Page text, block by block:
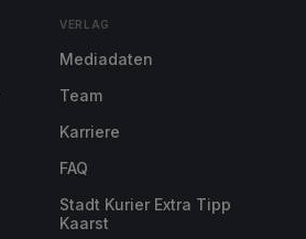
VERLAG
Mediadaten
Team
Karriere
FAQ
Stadt Kurier Extra Tipp
Kaarst